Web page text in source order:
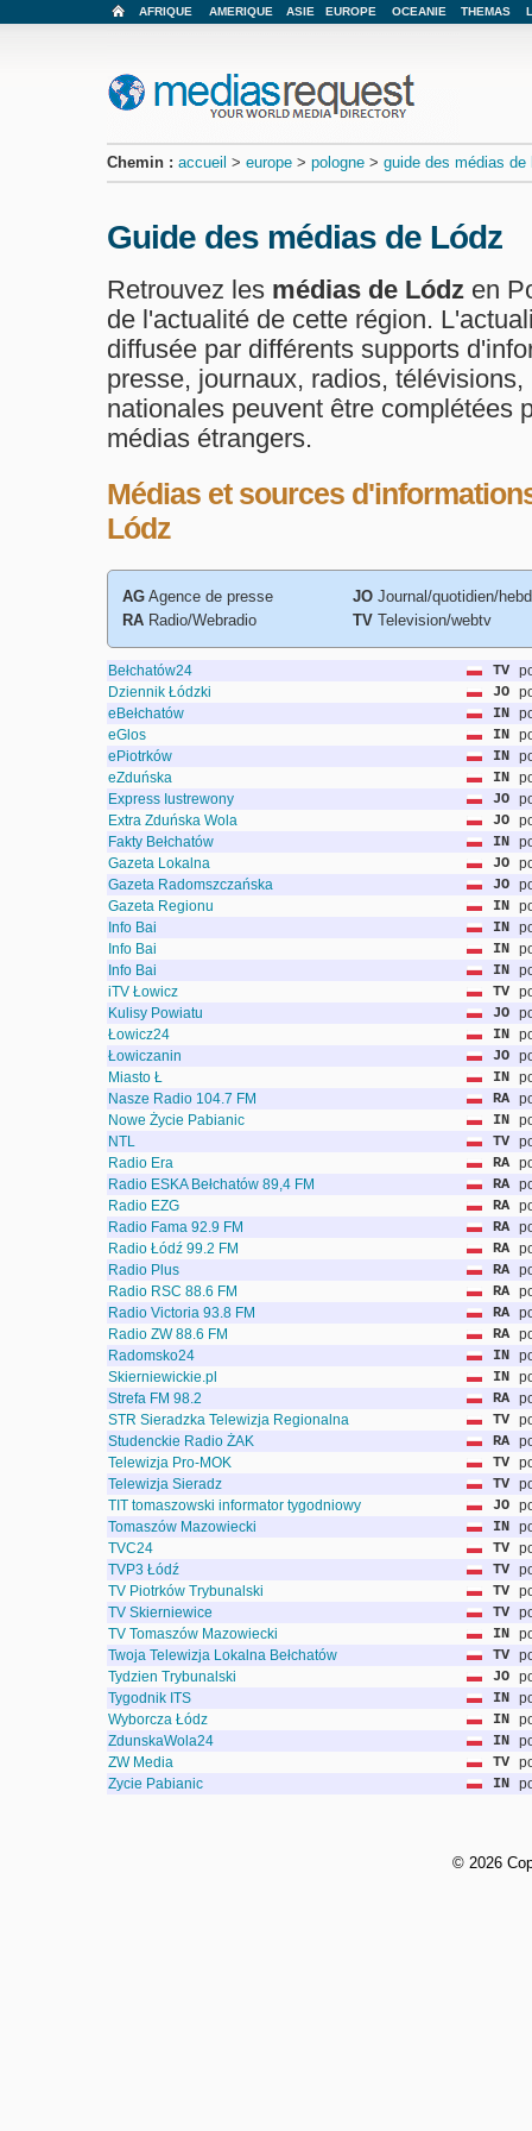
AFRIQUE AMERIQUE ASIE EUROPE OCEANIE THEMAS
Chemin : accueil > europe > pologne > guide des médias
Guide des médias de Lódz
Retrouvez les médias de Lódz en
de l'actualité de cette région.
diffusée par différents supports
presse, journaux, radios,
nationales peuvent être complétées
médias étrangers.
Médias et sources
Lódz
AG Agence de presse
RA Radio/Webradio
JO Journal/quotidien/
TV Television/webtv
Bełchatów24 TV
Dziennik Łódzki
JO
eBełchatów
IN
eGlos
IN
ePiotrków
IN
eZduńska
IN
Express Iustrewony
JO
Extra Zduńska Wola
JO
Fakty Bełchatów
IN
Gazeta Lokalna
JO
Gazeta Radomszczańska
JO
Gazeta Regionu
IN
Info Bai
IN
Info Bai
IN
Info Bai
IN
iTV Łowicz
TV
Kulisy Powiatu
JO
Łowicz24
IN
Łowiczanin
JO
Miasto Ł
IN
Nasze Radio 104.7 FM
RA
Nowe Życie Pabianic
IN
NTL
TV
Radio Era
RA
Radio ESKA Bełchatów 89,4 FM
RA
Radio EZG
RA
Radio Fama 92.9 FM
RA
Radio Łódź 99.2 FM
RA
Radio Plus
RA
Radio RSC 88.6 FM
RA
Radio Victoria 93.8 FM
RA
Radio ZW 88.6 FM
RA
Radomsko24
IN
Skierniewickie.pl
IN
Strefa FM 98.2
RA
STR Sieradzka Telewizja Regionalna
TV
Studenckie Radio ŻAK
RA
Telewizja Pro-MOK
TV
Telewizja Sieradz
TV
TIT tomaszowski informator tygodniowy
JO
Tomaszów Mazowiecki
IN
TVC24
TV
TVP3 Łódź
TV
TV Piotrków Trybunalski
TV
TV Skierniewice
TV
TV Tomaszów Mazowiecki
IN
Twoja Telewizja Lokalna Bełchatów
TV
Tydzien Trybunalski
JO
Tygodnik ITS
IN
Wyborcza Łódz
IN
ZdunskaWola24
IN
ZW Media
TV
Zycie Pabianic
IN
© 2026